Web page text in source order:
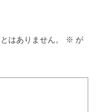
はありません。 ※ が